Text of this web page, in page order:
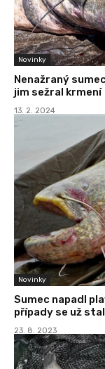
Novinky
Nenažraný
jim sežral krmení
13. 2. 2024
Novinky
Sumec napadl
případy se už
23. 8. 2023